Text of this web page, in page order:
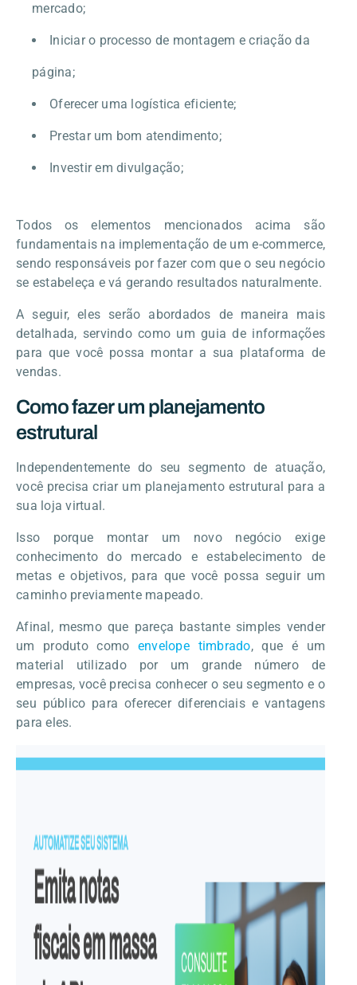
mercado;
Iniciar o processo de montagem e criação da
página;
Oferecer uma logística eficiente;
Prestar um bom atendimento;
Investir em divulgação;
Todos os elementos mencionados acima são
fundamentais na implementação de um e-commerce,
sendo responsáveis por fazer com que o seu negócio
se estabeleça e vá gerando resultados naturalmente.
A seguir, eles serão abordados de maneira mais
detalhada, servindo como um guia de informações
para que você possa montar a sua plataforma de
vendas.
Como fazer um planejamento
estrutural
Independentemente do seu segmento de atuação,
você precisa criar um planejamento estrutural para a
sua loja virtual.
Isso porque montar um novo negócio exige
conhecimento do mercado e estabelecimento de
metas e objetivos, para que você possa seguir um
caminho previamente mapeado.
Afinal, mesmo que pareça bastante simples vender
um produto como envelope timbrado, que é um
material utilizado por um grande número de
empresas, você precisa conhecer o seu segmento e o
seu público para oferecer diferenciais e vantagens
para eles.